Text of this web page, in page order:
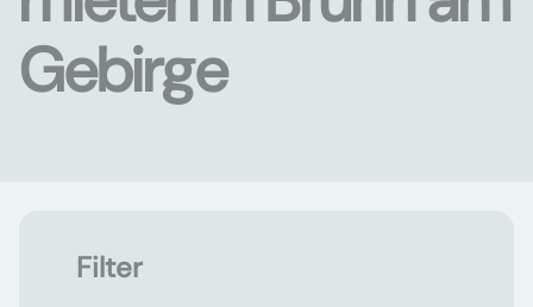
Gebirge
Filter